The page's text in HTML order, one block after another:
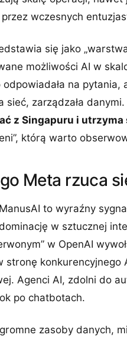
wczesnych
się jako
możliwości AI w
na pytania,
sieć, zarządzała
z Singapuru i
którą warto
Meta rzuca
to wyraźny
w sztucznej
w OpenAI
stronę konkurencyjnego
Agenci AI, zdolni do
po chatbotach.
zasoby danych,